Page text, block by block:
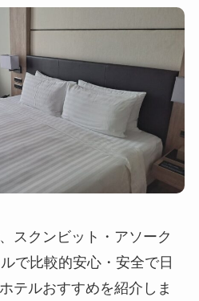
スクンビット・アソーク
で比較的安心・安全で日
テルおすすめを紹介しま